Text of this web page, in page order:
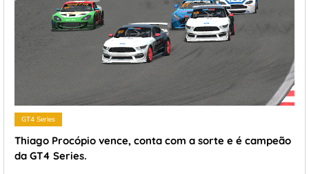
GT4 Series
Thiago Procópio vence, conta com a sorte e é campeão
da GT4 Series.